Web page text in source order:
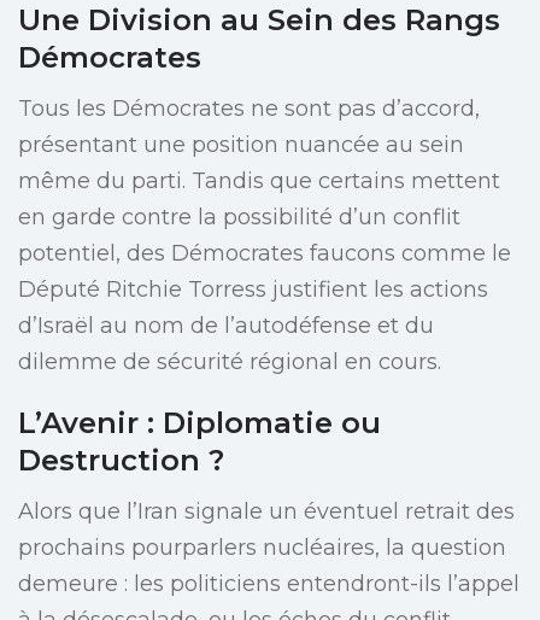
Une Division au Sein des Rangs
Démocrates
Tous les Démocrates ne sont pas d’accord,
présentant une position nuancée au sein
même du parti. Tandis que certains mettent
en garde contre la possibilité d’un conflit
potentiel, des Démocrates faucons comme le
Député Ritchie Torress justifient les actions
d’Israël au nom de l’autodéfense et du
dilemme de sécurité régional en cours.
L’Avenir : Diplomatie ou
Destruction ?
Alors que l’Iran signale un éventuel retrait des
prochains pourparlers nucléaires, la question
demeure : les politiciens entendront-ils l’appel